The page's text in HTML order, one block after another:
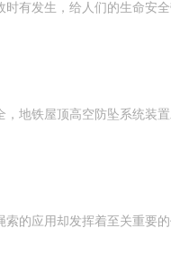
有发生，给人们的生命安
地铁屋顶高空防坠系统装
的应用却发挥着至关重要